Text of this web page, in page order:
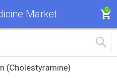
Market 0
(Cholestyramine)